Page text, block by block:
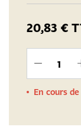
20,83 €
En cours